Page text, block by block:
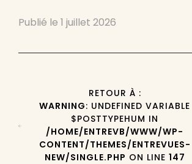
Publié le 1 juillet 2026
RETOUR À :
WARNING: UNDEFINED VARIABLE
$POSTTYPEHUM IN
/HOME/ENTREVB/WWW/WP-
CONTENT/THEMES/ENTREVUES-
NEW/SINGLE.PHP ON LINE 147